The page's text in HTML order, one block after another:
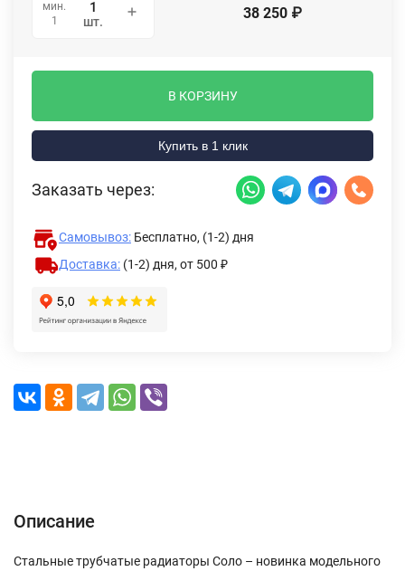
мин.
1
шт. 38 250 ₽
В КОРЗИНУ
Купить в 1 клик
Заказать через:
Самовывоз: Бесплатно, (1-2) дня
Доставка: (1-2) дня, от 500 ₽
Описание
Стальные трубчатые радиаторы Соло – новинка модельного